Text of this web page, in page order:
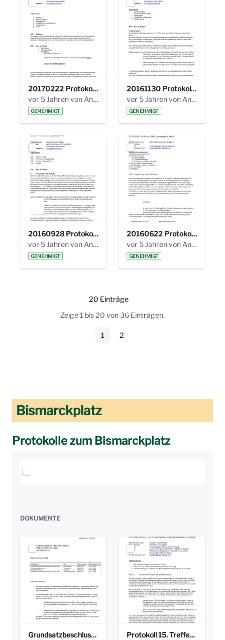
20170222 Protokoll 19. Steuerungskreis.pdf
vor 5 Jahren von Anni Schlumberger
GENEHMIGT
20161130 Protokoll 18. Steuerungskreis.pdf
vor 5 Jahren von Anni Schlumberger
GENEHMIGT
20160928 Protokoll 17. Steuerungskreis.pdf
vor 5 Jahren von Anni Schlumberger
GENEHMIGT
20160622 Protokoll 16. Steuerungskreis.pdf
vor 5 Jahren von Anni Schlumberger
GENEHMIGT
20 Einträge
Pro Seite
Zeige 1 bis 20 von 36 Einträgen.
Seite
1 Seite
2
Bismarckplatz
Protokolle zum Bismarckplatz
Elemente auswählen
DOKUMENTE
Grundsatzbeschluss Bismarckplatz_440_2021.pdf
Protokoll 15. Treffen 20161006 AG Bismarckplatz.pdf